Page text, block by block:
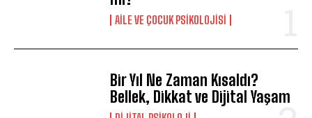
AILE VE ÇOCUK PSIKOLOJISI
Bir Yıl Ne Zaman Kısaldı?
Bellek, Dikkat ve Dijital Yaşam